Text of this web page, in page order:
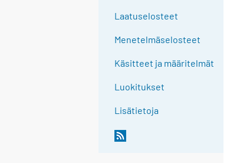
Laatuselosteet
Menetelmäselosteet
Käsitteet ja määritelmät
Luokitukset
Lisätietoja